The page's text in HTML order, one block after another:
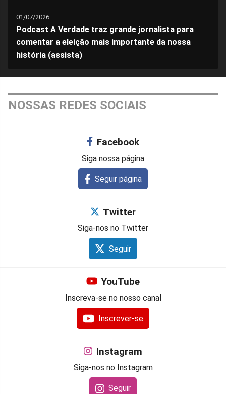
01/07/2026
Podcast A Verdade traz grande jornalista para
comentar a eleição mais importante da nossa
história (assista)
NOSSAS REDES SOCIAIS
Facebook
Siga nossa página
Seguir página
Twitter
Siga-nos no Twitter
Seguir
YouTube
Inscreva-se no nosso canal
Inscrever-se
Instagram
Siga-nos no Instagram
Seguir